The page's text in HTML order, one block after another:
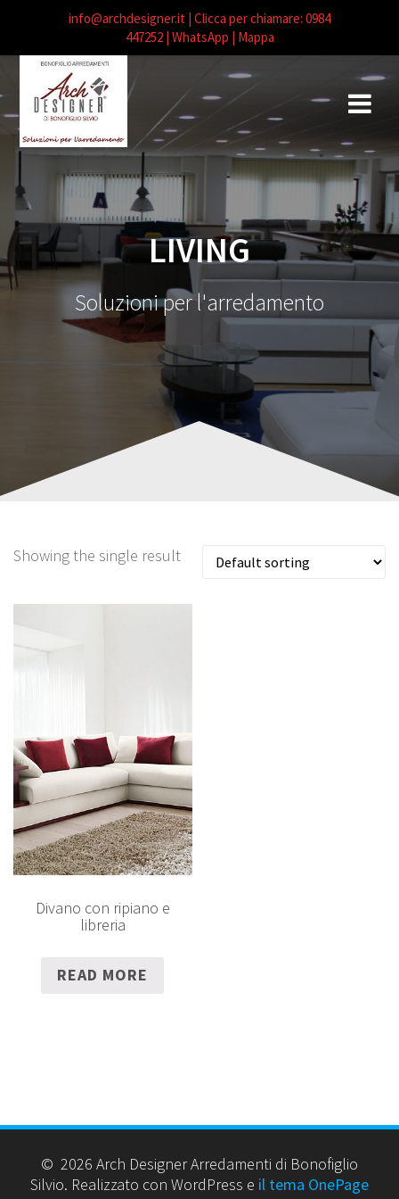
contenuto
LIVING
Soluzioni per l'arredamento
Showing the single result
Divano con ripiano e
libreria
READ MORE
© 2026 Arch Designer Arredamenti di Bonofiglio
Silvio. Realizzato con WordPress e il tema OnePage
info@archdesigner.it | Clicca per chiamare: 0984
447252| WhatsApp | Mappa